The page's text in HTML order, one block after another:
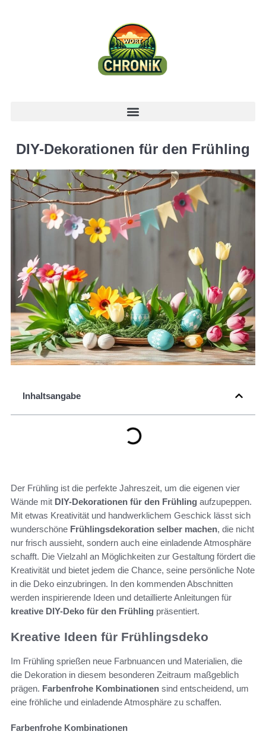
DIY-Dekorationen für den Frühling
Inhaltsangabe
Der Frühling ist die perfekte Jahreszeit, um die eigenen vier
Wände mit DIY-Dekorationen für den Frühling aufzupeppen.
Mit etwas Kreativität und handwerklichem Geschick lässt sich
wunderschöne Frühlingsdekoration selber machen, die nicht
nur frisch aussieht, sondern auch eine einladende Atmosphäre
schafft. Die Vielzahl an Möglichkeiten zur Gestaltung fördert die
Kreativität und bietet jedem die Chance, seine persönliche Note
in die Deko einzubringen. In den kommenden Abschnitten
werden inspirierende Ideen und detaillierte Anleitungen für
kreative DIY-Deko für den Frühling präsentiert.
Kreative Ideen für Frühlingsdeko
Im Frühling sprießen neue Farbnuancen und Materialien, die
die Dekoration in diesem besonderen Zeitraum maßgeblich
prägen. Farbenfrohe Kombinationen sind entscheidend, um
eine fröhliche und einladende Atmosphäre zu schaffen.
Farbenfrohe Kombinationen